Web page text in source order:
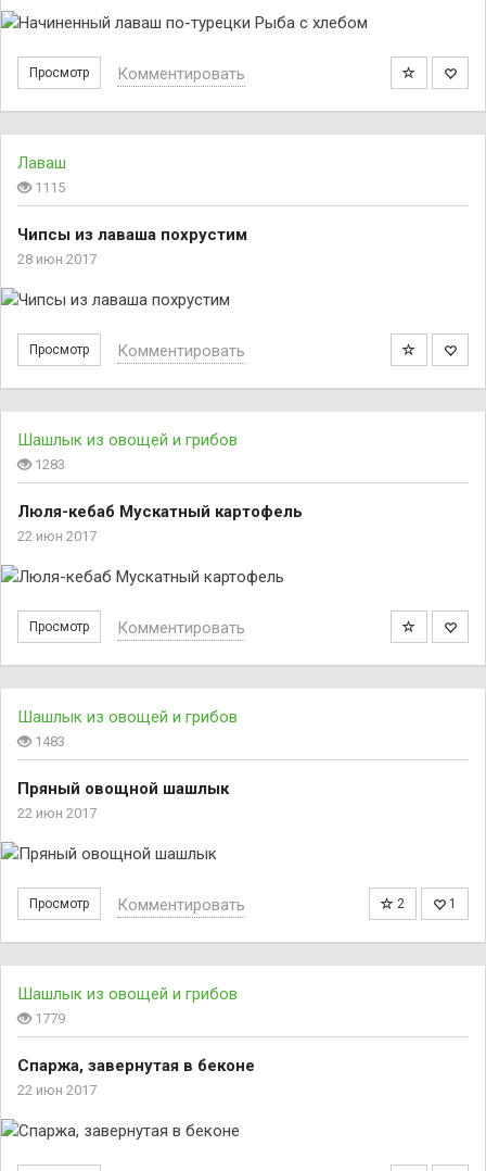
Просмотр Комментировать
Лаваш
1115
Чипсы из лаваша похрустим
28 июн 2017
Просмотр Комментировать
Шашлык из овощей и грибов
1283
Люля-кебаб Мускатный картофель
22 июн 2017
Просмотр Комментировать
Шашлык из овощей и грибов
1483
Пряный овощной шашлык
22 июн 2017
Просмотр 2 1
Комментировать
Шашлык из овощей и грибов
1779
Спаржа, завернутая в беконе
22 июн 2017